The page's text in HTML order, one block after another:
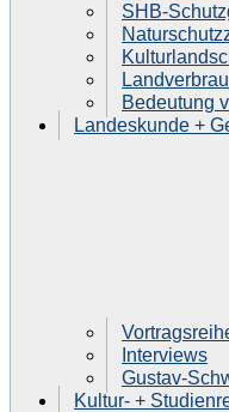
SHB-
Bedeutung
Landeskunde +
Interviews
Gustav-
Kultur- +